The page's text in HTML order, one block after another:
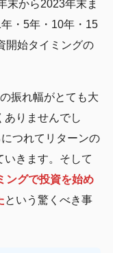
末から2023年末ま
・5年・10年・15
開始タイミングの
振れ幅がとても大
ありませんでし
つれてリターンの
いきます。そして
ングで投資を始め
という驚くべき事